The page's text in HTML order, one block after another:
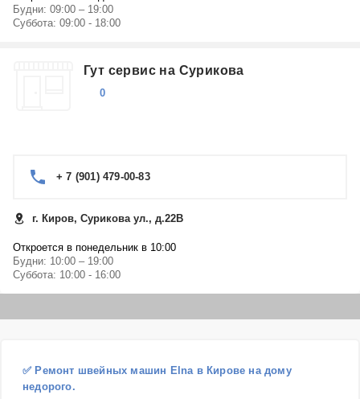
Будни: 09:00 – 19:00
Суббота: 09:00 - 18:00
Гут сервис на Сурикова
0
+ 7 (901) 479-00-83
г. Киров, Сурикова ул., д.22В
Откроется в понедельник в 10:00
Будни: 10:00 – 19:00
Суббота: 10:00 - 16:00
✅ Ремонт швейных машин Elna в Кирове на дому
недорого.